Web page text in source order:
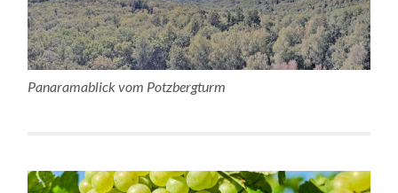
Panaramablick vom Potzbergturm